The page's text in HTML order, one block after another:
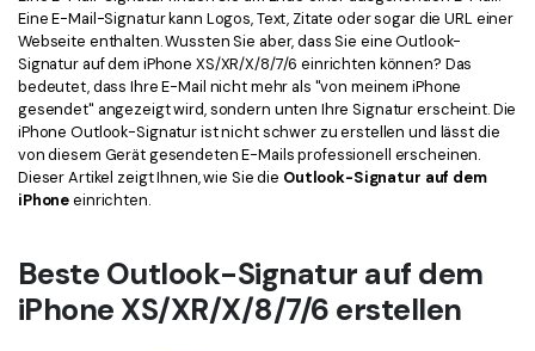
PDF OCR
PDF-Daten extrahieren
PDF freigeben
eSign PDFs rechtmäßig Neu
Branchen
IT-Dienstleistung
Kontakt zum Support
Was ist NEU
Benutzerhandbuch
PDFelement für Windows
PDFelement für Mac
PDFelement für Android
Mehr erfahren
Eine E-Mail-Signatur kann Logos, Text, Zitate oder sogar die URL einer
Webseite enthalten. Wussten Sie aber, dass Sie eine Outlook-
Signatur auf dem iPhone XS/XR/X/8/7/6 einrichten können? Das
bedeutet, dass Ihre E-Mail nicht mehr als "von meinem iPhone
gesendet" angezeigt wird, sondern unten Ihre Signatur erscheint. Die
iPhone Outlook-Signatur ist nicht schwer zu erstellen und lässt die
von diesem Gerät gesendeten E-Mails professionell erscheinen.
Dieser Artikel zeigt Ihnen, wie Sie die Outlook-Signatur auf dem
iPhoneeinrichten.
Beste Outlook-Signatur auf dem
iPhone XS/XR/X/8/7/6 erstellen